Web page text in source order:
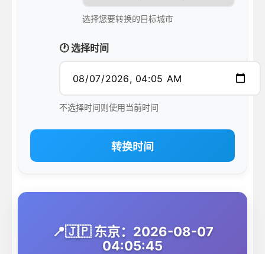
选择您要转换的目标城市
🕐 选择时间
不选择时间则使用当前时间
转换时间
📍🇯🇵 东京：2026-08-07
04:05:45